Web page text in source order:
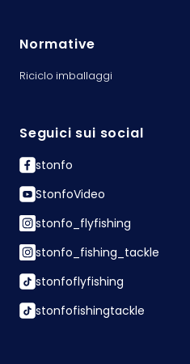
Normative
Riciclo imballaggi
Seguici sui social
stonfo
StonfoVideo
stonfo_flyfishing
stonfo_fishing_tackle
stonfoflyfishing
stonfofishingtackle